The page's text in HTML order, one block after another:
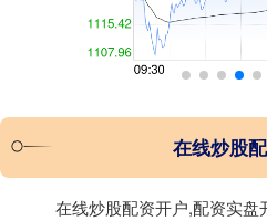
在线炒股
在线炒股配资开户,配资实